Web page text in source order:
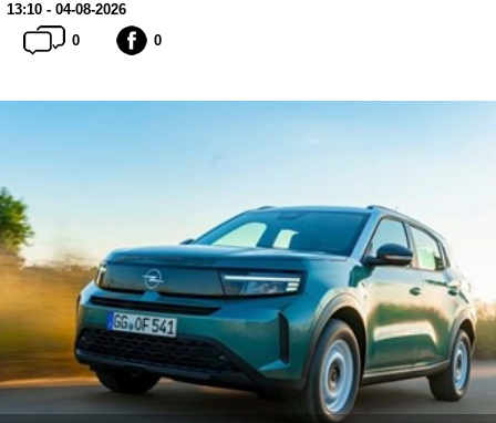
13:10 - 04-08-2026
0
0